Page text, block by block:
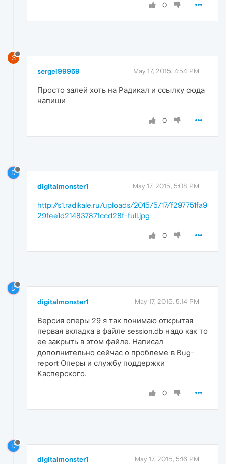
0
S
sergei99959 May 17, 2015, 4:54 PM
Просто залей хоть на Радикал и ссылку сюда
напиши
0
D
digitalmonster1 May 17, 2015, 5:08 PM
http://s1.radikale.ru/uploads/2015/5/17/f297751fa9
29fee1d21483787fccd28f-full.jpg
0
D
digitalmonster1 May 17, 2015, 5:14 PM
Версия оперы 29 я так понимаю открытая
первая вкладка в файле session.db надо как то
ее закрыть в этом файле. Написал
дополнительно сейчас о проблеме в Bug-
report Оперы и службу поддержки
Касперского.
0
D
digitalmonster1 May 17, 2015, 5:16 PM